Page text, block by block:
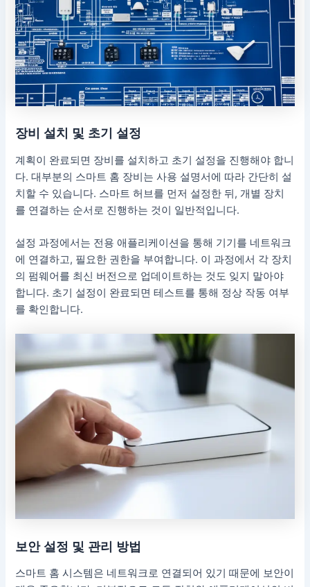
장비 설치 및 초기 설정
계획이 완료되면 장비를 설치하고 초기 설정을 진행해야 합니
다. 대부분의 스마트 홈 장비는 사용 설명서에 따라 간단히 설
치할 수 있습니다. 스마트 허브를 먼저 설정한 뒤, 개별 장치
를 연결하는 순서로 진행하는 것이 일반적입니다.
설정 과정에서는 전용 애플리케이션을 통해 기기를 네트워크
에 연결하고, 필요한 권한을 부여합니다. 이 과정에서 각 장치
의 펌웨어를 최신 버전으로 업데이트하는 것도 잊지 말아야
합니다. 초기 설정이 완료되면 테스트를 통해 정상 작동 여부
를 확인합니다.
보안 설정 및 관리 방법
스마트 홈 시스템은 네트워크로 연결되어 있기 때문에 보안이